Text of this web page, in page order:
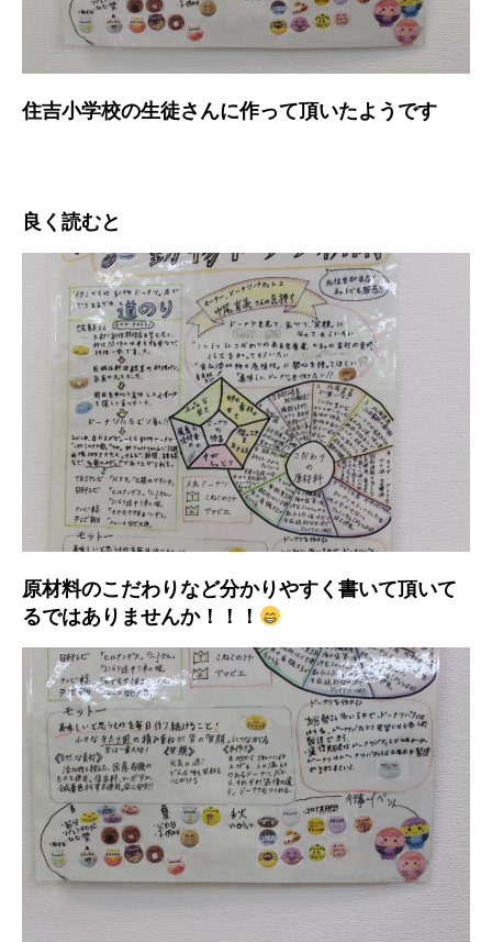
住吉小学校の生徒さんに作って頂いたようです
良く読むと
原材料のこだわりなど分かりやすく書いて頂いて
るではありませんか！！！